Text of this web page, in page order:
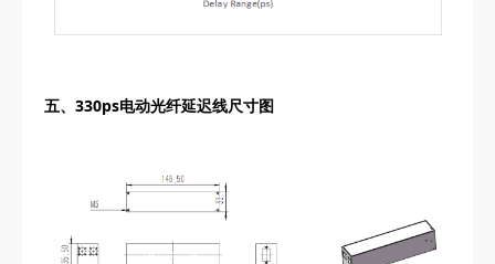
五、 330ps电动光纤延迟线尺寸图